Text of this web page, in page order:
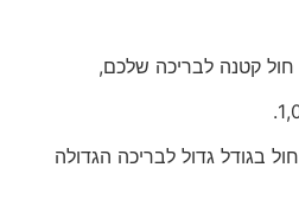
קטנה לבריכה שלכם,
גדול לבריכה הגדולה